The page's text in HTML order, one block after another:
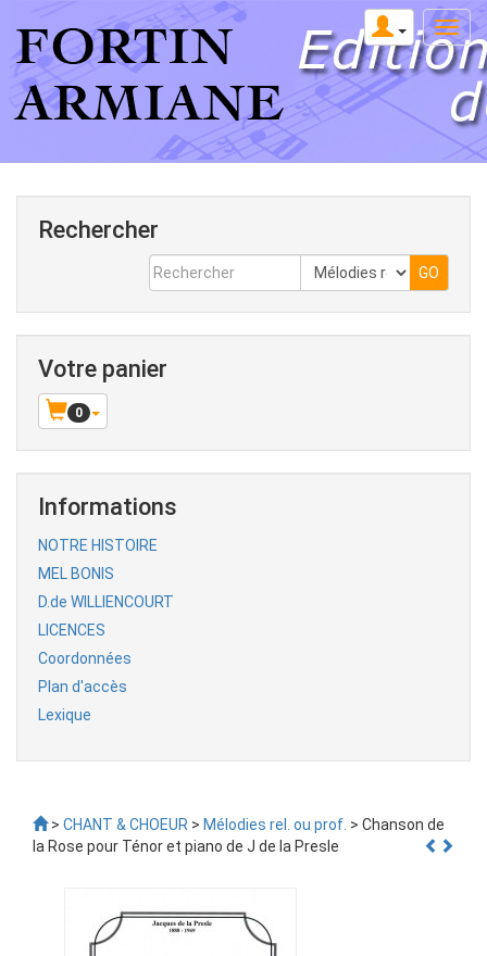
Rechercher
Votre panier
0
Informations
NOTRE HISTOIRE
MEL BONIS
D.de WILLIENCOURT
LICENCES
Coordonnées
Plan d'accès
Lexique
> CHANT & CHOEUR > Mélodies rel. ou prof. > Chanson de
la Rose pour Ténor et piano de J de la Presle